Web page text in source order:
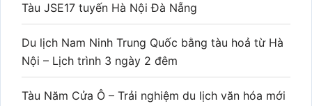
Tàu JSE17 tuyến Hà Nội Đà Nẵng
Du lịch Nam Ninh Trung Quốc bằng tàu hoả từ Hà
Nội – Lịch trình 3 ngày 2 đêm
Tàu Năm Cửa Ô – Trải nghiệm du lịch văn hóa mới